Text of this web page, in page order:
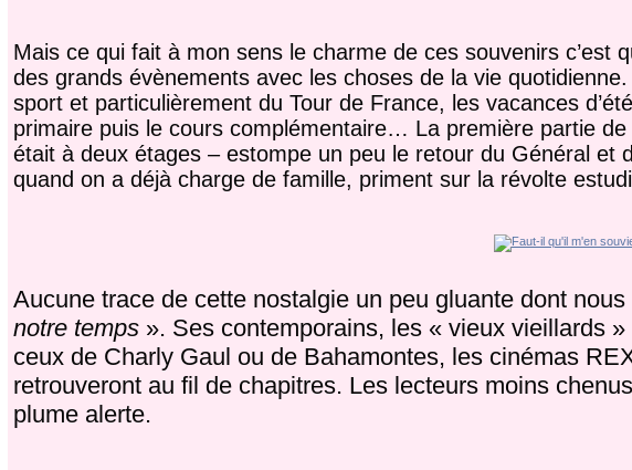
Mais ce qui fait à mon sens le charme de ces souvenirs c’est
des grands évènements avec les choses de la vie
sport et particulièrement du Tour de France, les vacances
primaire puis le cours complémentaire… La première partie
était à deux étages – estompe un peu le retour du Général et
quand on a déjà charge de famille, priment sur la révolte
Aucune trace de cette nostalgie un peu gluante dont
notre temps ». Ses contemporains, les « vieux vieillards
ceux de Charly Gaul ou de Bahamontes, les cinémas
retrouveront au fil de chapitres. Les lecteurs moins
plume alerte.